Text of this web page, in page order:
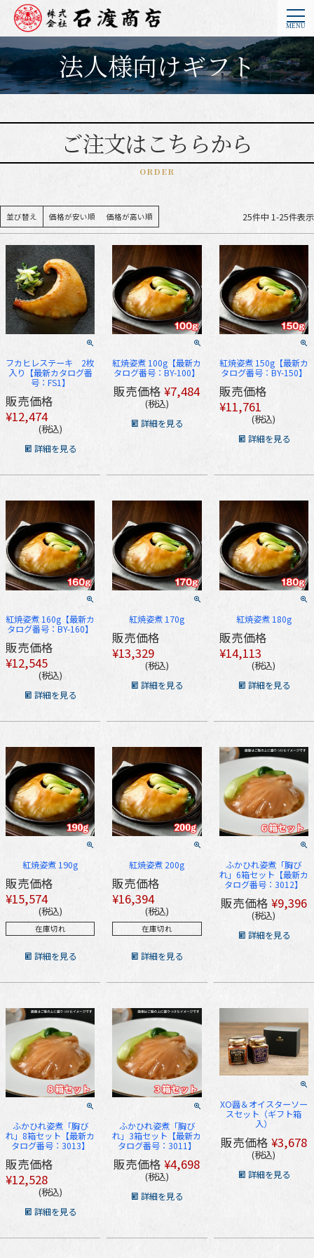
法人様向けギフト
ご注文はこちらから
ORDER
並び替え 価格が安い順 価格が高い順 25件中 1-25件表示
フカヒレステーキ 2枚
入り【最新カタログ番
号：FS1】
販売価格
¥12,474
税込
詳細を見る
紅焼姿煮 100g【最新カ
タログ番号：BY-100】
販売価格 ¥7,484
税込
詳細を見る
紅焼姿煮 150g【最新カ
タログ番号：BY-150】
販売価格
¥11,761
税込
詳細を見る
紅焼姿煮 160g【最新カ
タログ番号：BY-160】
販売価格
¥12,545
税込
詳細を見る
紅焼姿煮 170g
販売価格
¥13,329
税込
詳細を見る
紅焼姿煮 180g
販売価格
¥14,113
税込
詳細を見る
紅焼姿煮 190g
販売価格
¥15,574
税込
在庫切れ
詳細を見る
紅焼姿煮 200g
販売価格
¥16,394
税込
在庫切れ
詳細を見る
ふかひれ姿煮「胸び
れ」6箱セット【最新カ
タログ番号：3012】
販売価格 ¥9,396
税込
詳細を見る
ふかひれ姿煮「胸び
れ」8箱セット【最新カ
タログ番号：3013】
販売価格
¥12,528
税込
詳細を見る
ふかひれ姿煮「胸び
れ」3箱セット【最新カ
タログ番号：3011】
販売価格 ¥4,698
税込
詳細を見る
XO醤＆オイスターソー
スセット（ギフト箱
入）
販売価格 ¥3,678
税込
詳細を見る